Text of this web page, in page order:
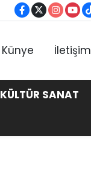
Künye İletişim
KÜLTÜR SANAT